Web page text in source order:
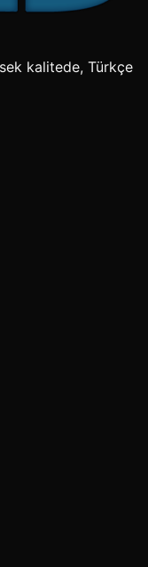
kalitede, Türkçe